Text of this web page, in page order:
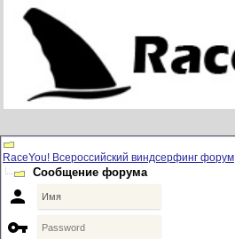
RaceYou! Всероссийский виндсерфинг форум
Сообщение форума

